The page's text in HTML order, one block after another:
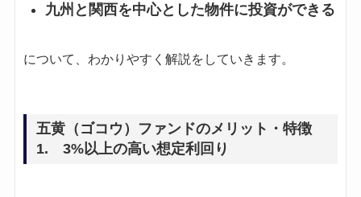
九州と関西を中心とした物件に投資ができる
について、わかりやすく解説をしていきます。
五黄（ゴコウ）ファンドのメリット・特徴
1. 3%以上の高い想定利回り